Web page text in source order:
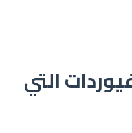
التي